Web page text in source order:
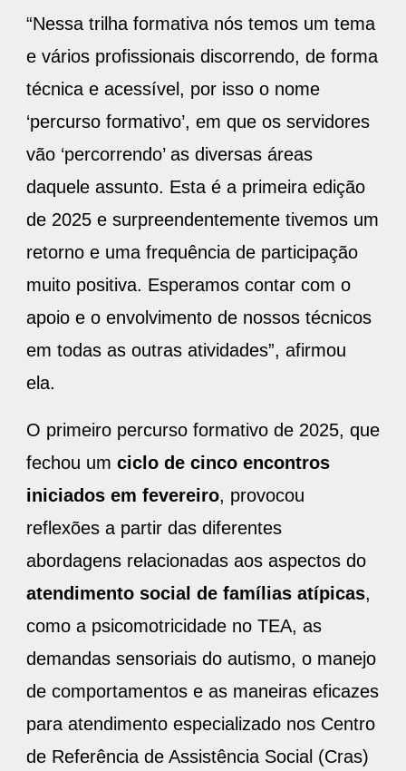
“Nessa trilha formativa nós temos um tema
e vários profissionais discorrendo, de forma
técnica e acessível, por isso o nome
‘percurso formativo’, em que os servidores
vão ‘percorrendo’ as diversas áreas
daquele assunto. Esta é a primeira edição
de 2025 e surpreendentemente tivemos um
retorno e uma frequência de participação
muito positiva. Esperamos contar com o
apoio e o envolvimento de nossos técnicos
em todas as outras atividades”, afirmou
ela.
O primeiro percurso formativo de 2025, que
fechou um ciclo de cinco encontros
iniciados em fevereiro, provocou
reflexões a partir das diferentes
abordagens relacionadas aos aspectos do
atendimento social de famílias atípicas,
como a psicomotricidade no TEA, as
demandas sensoriais do autismo, o manejo
de comportamentos e as maneiras eficazes
para atendimento especializado nos Centro
de Referência de Assistência Social (Cras)